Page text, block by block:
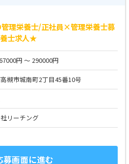
理栄養士/正社員×管理栄養士募
士求人★
円 ～ 290000円
槻市城南町2丁目45番10号
リーチング
募画面に進む